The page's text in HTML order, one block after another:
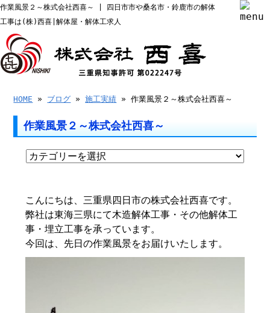
作業風景２～株式会社西喜～ | 四日市市や桑名市・鈴鹿市の解体
工事は(株)西喜|解体屋・解体工求人
HOME » ブログ »施工実績 » 作業風景２～株式会社西喜～
作業風景２～株式会社西喜～
こんにちは、三重県四日市の株式会社西喜です。
弊社は東海三県にて木造解体工事・その他解体工
事・埋立工事を承っています。
今回は、先日の作業風景をお届けいたします。